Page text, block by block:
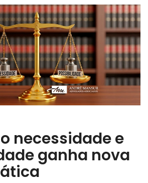
necessidade e
ganha nova